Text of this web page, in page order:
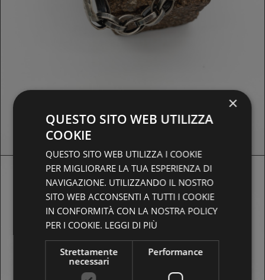
×
QUESTO SITO WEB UTILIZZA
COOKIE
QUESTO SITO WEB UTILIZZA I COOKIE
PER MIGLIORARE LA TUA ESPERIENZA DI
NAVIGAZIONE. UTILIZZANDO IL NOSTRO
SITO WEB ACCONSENTI A TUTTI I COOKIE
IN CONFORMITÀ CON LA NOSTRA POLICY
PER I COOKIE. LEGGI DI PIÙ
Strettamente
necessari
Performance